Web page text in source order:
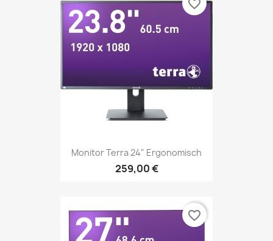
Monitor Terra 24" Ergonomisch
259,00 €
favorite_border
favorite_border